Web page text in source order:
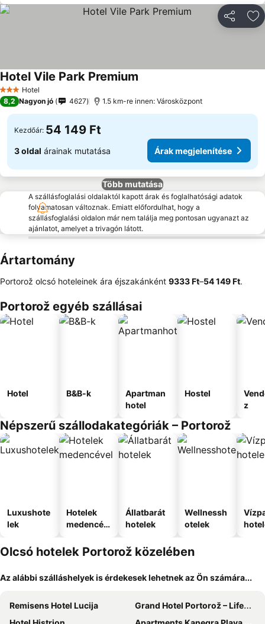
3 Kategória
Hotel
Hotel Vile Park Premium
8,2 Nagyon jó 4627 1.5 km-re innen: Városközpont
Kezdőár: 54 149 Ft
3 oldal árainak mutatása Árak megjelenítése
Több mutatása
A szállásfoglalási oldalaktól kapott árak és foglalhatósági adatok
folyamatosan változnak. Emiatt előfordulhat, hogy a
szállásfoglalási oldalon már nem találja meg pontosan ugyanazt az
ajánlatot, amelyet a trivagón látott.
Ártartomány
Portorož olcsó hoteleinek ára éjszakánként ‎9333 Ft–‎54 149 Ft.
Portorož egyéb szállásai
Hotel B&B-k
Apartman
hotel
Hostel
z
Népszerű szállodakategóriák – Portorož
Luxushote
lek
Hotelek
medencév
Állatbarát
hotelek
Wellnessh
otelek
Olcsó hotelek Portorož közelében
Az alábbi szálláshelyek is érdekesek lehetnek az Ön számára...
Remisens Hotel Lucija
Grand Hotel Portorož – LifeClass Hotels & Spa, Portorož